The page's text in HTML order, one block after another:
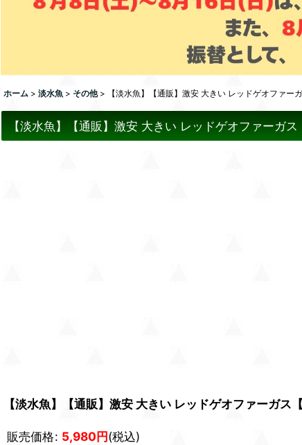
ホーム > 淡水魚 > その他 > 【淡水魚】【通販】激安 大きい レッドゲオファ
【淡水魚】【通販】激安 大きい レッドゲオファーガ
【淡水魚】【通販】激安 大きい レッドゲオファーガ
販売価格: 5,980円(税込)